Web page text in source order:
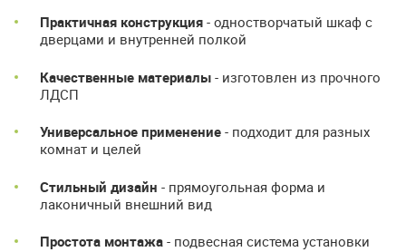
Практичная конструкция - одностворчатый шкаф с
дверцами и внутренней полкой
Качественные материалы - изготовлен из прочного
ЛДСП
Универсальное применение - подходит для разных
комнат и целей
Стильный дизайн - прямоугольная форма и
лаконичный внешний вид
Простота монтажа - подвесная система установки